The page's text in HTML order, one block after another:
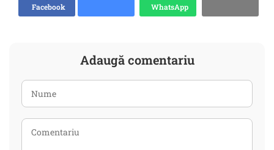
Facebook
WhatsApp
Adaugă comentariu